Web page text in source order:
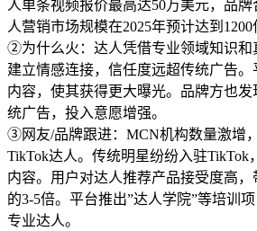
人单条视频报价最高达50万美元，品
人营销市场规模在2025年预计达到1200
②为什么火：达人凭借专业领域知识和
建立情感连接，信任度远超传统广告
内容，使其获得更大曝光。品牌方也
统广告，投入意愿增强。
③网友/品牌跟进：MCN机构数量激增
TikTok达人。传统明星纷纷入驻TikTok
内容。用户对达人推荐产品接受度高
的3-5倍。平台推出”达人学院”等培训
专业达人。